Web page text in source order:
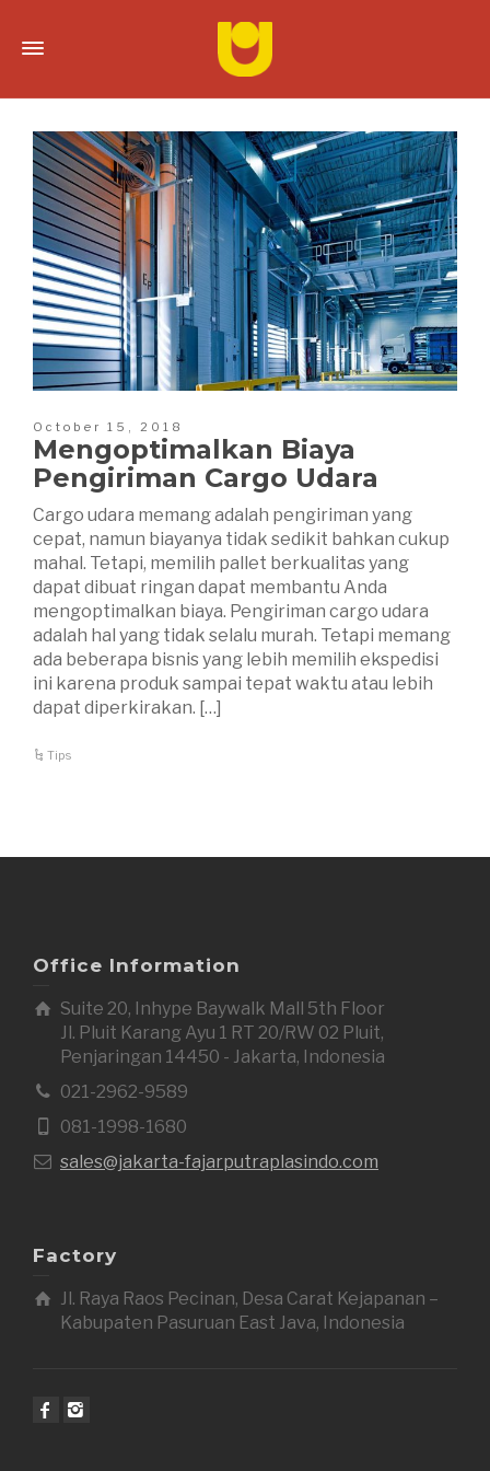
October 15, 2018
Mengoptimalkan Biaya
Pengiriman Cargo Udara
Cargo udara memang adalah pengiriman yang
cepat, namun biayanya tidak sedikit bahkan cukup
mahal. Tetapi, memilih pallet berkualitas yang
dapat dibuat ringan dapat membantu Anda
mengoptimalkan biaya. Pengiriman cargo udara
adalah hal yang tidak selalu murah. Tetapi memang
ada beberapa bisnis yang lebih memilih ekspedisi
ini karena produk sampai tepat waktu atau lebih
dapat diperkirakan. […]
Tips
Office Information
Suite 20, Inhype Baywalk Mall 5th Floor
Jl. Pluit Karang Ayu 1 RT 20/RW 02 Pluit,
Penjaringan 14450 - Jakarta, Indonesia
021-2962-9589
081-1998-1680
sales@jakarta-fajarputraplasindo.com
Factory
Jl. Raya Raos Pecinan, Desa Carat Kejapanan –
Kabupaten Pasuruan East Java, Indonesia